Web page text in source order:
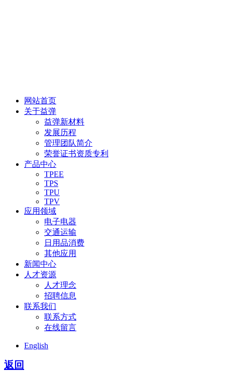
网站首页
关于益弹
益弹新材料
发展历程
管理团队简介
荣誉证书资质专利
产品中心
TPEE
TPS
TPU
TPV
应用领域
电子电器
交通运输
日用品消费
其他应用
新闻中心
人才资源
人才理念
招聘信息
联系我们
联系方式
在线留言
English
返回